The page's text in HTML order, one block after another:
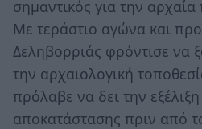
σημαντικός για την
Με τεράστιο αγώνα και
Δεληβορριάς φρόντισε να
την αρχαιολογική
πρόλαβε να δει την
αποκατάστασης πριν από